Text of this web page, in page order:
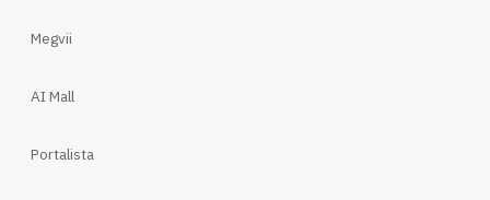
Megvii
AI Mall
Portalista